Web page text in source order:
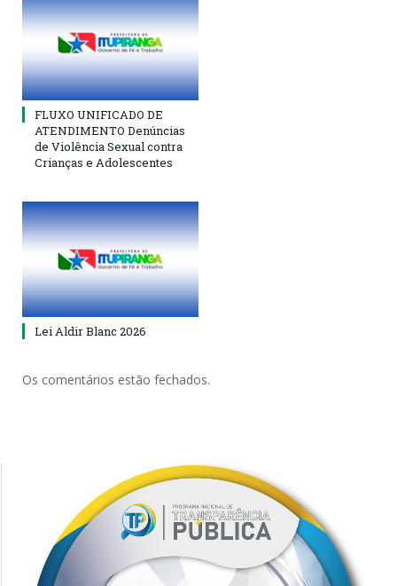
FLUXO UNIFICADO DE
ATENDIMENTO Denúncias
de Violência Sexual contra
Crianças e Adolescentes
Lei Aldir Blanc 2026
Os comentários estão fechados.